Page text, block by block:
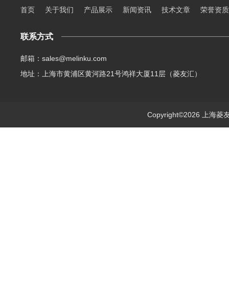
首页 关于我们 产品展示 新闻资讯 技术文章 荣誉资质
联系方式
邮箱：sales@melinku.com
地址：上海市黄浦区黄河路21号鸿祥大厦11层（菱友汇）
Copyright©2026 上海菱